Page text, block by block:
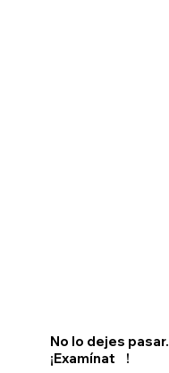
No lo dejes pasar.
¡Examínat !